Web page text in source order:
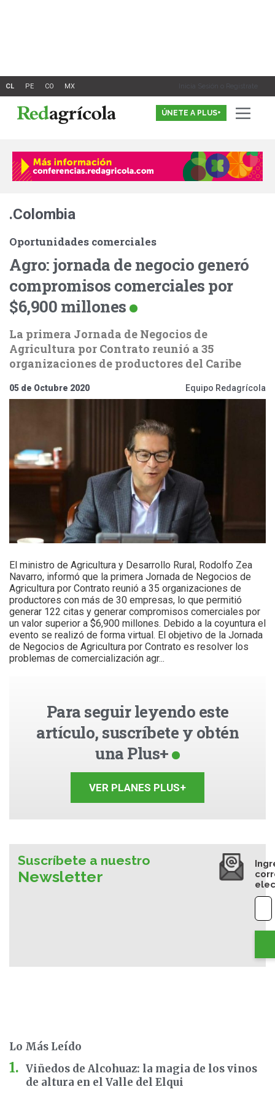
Inicia Sesión o Registrate
ÚNETE A PLUS+
.Colombia
Oportunidades comerciales
Agro: jornada de negocio generó
compromisos comerciales por
$6,900 millones
La primera Jornada de Negocios de
Agricultura por Contrato reunió a 35
organizaciones de productores del Caribe
05 de Octubre 2020 Equipo Redagrícola
El ministro de Agricultura y Desarrollo Rural, Rodolfo Zea
Navarro, informó que la primera Jornada de Negocios de
Agricultura por Contrato reunió a 35 organizaciones de
productores con más de 30 empresas, lo que permitió
generar 122 citas y generar compromisos comerciales por
un valor superior a $6,900 millones. Debido a la coyuntura el
evento se realizó de forma virtual. El objetivo de la Jornada
de Negocios de Agricultura por Contrato es resolver los
problemas de comercialización agr...
Para seguir leyendo este
artículo, suscríbete y obtén
una Plus+
VER PLANES PLUS+
Suscríbete a nuestro
Newsletter
Lo Más Leído
Viñedos de Alcohuaz: la magia de los vinos
de altura en el Valle del Elqui